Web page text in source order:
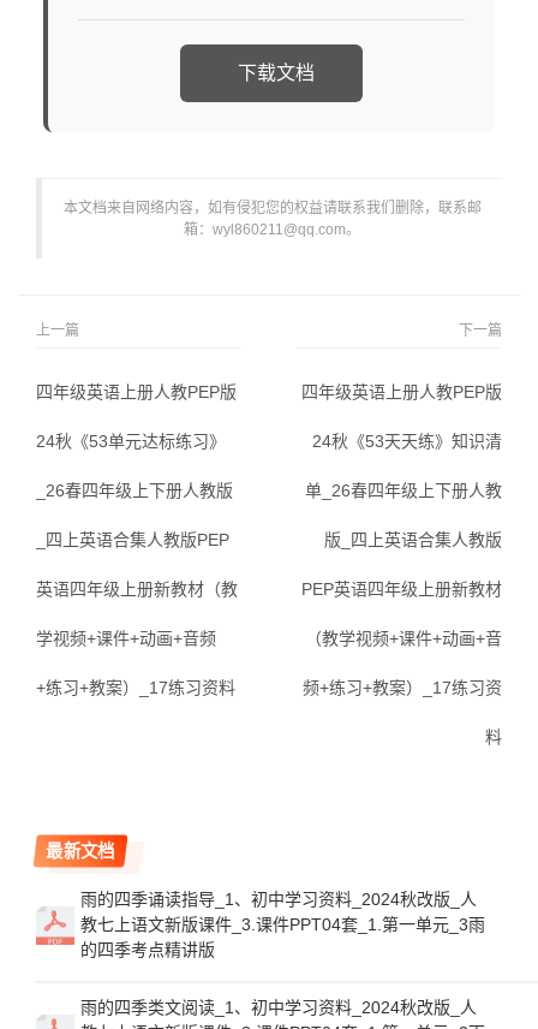
下载文档
本文档来自网络内容，如有侵犯您的权益请联系我们删除，联系邮
箱：wyl860211@qq.com。
上一篇
四年级英语上册人教PEP版
24秋《53单元达标练习》
_26春四年级上下册人教版
_四上英语合集人教版PEP
英语四年级上册新教材（教
学视频+课件+动画+音频
+练习+教案）_17练习资料
下一篇
四年级英语上册人教PEP版
24秋《53天天练》知识清
单_26春四年级上下册人教
版_四上英语合集人教版
PEP英语四年级上册新教材
（教学视频+课件+动画+音
频+练习+教案）_17练习资
料
最新文档
雨的四季诵读指导_1、初中学习资料_2024秋改版_人
教七上语文新版课件_3.课件PPT04套_1.第一单元_3雨
的四季考点精讲版
雨的四季类文阅读_1、初中学习资料_2024秋改版_人